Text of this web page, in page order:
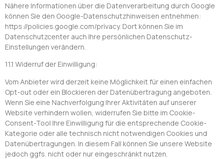
Nähere Informationen über die Datenverarbeitung durch Google
können Sie den Google-Datenschutzhinweisen entnehmen:
https://policies.google.com/privacy. Dort können Sie im
Datenschutzcenter auch Ihre persönlichen Datenschutz-
Einstellungen verändern.
11.1 Widerruf der Einwilligung:
Vom Anbieter wird derzeit keine Möglichkeit für einen einfachen
Opt-out oder ein Blockieren der Datenübertragung angeboten.
Wenn Sie eine Nachverfolgung Ihrer Aktivitäten auf unserer
Website verhindern wollen, widerrufen Sie bitte im Cookie-
Consent-Tool Ihre Einwilligung für die entsprechende Cookie-
Kategorie oder alle technisch nicht notwendigen Cookies und
Datenübertragungen. In diesem Fall können Sie unsere Website
jedoch ggfs. nicht oder nur eingeschränkt nutzen.